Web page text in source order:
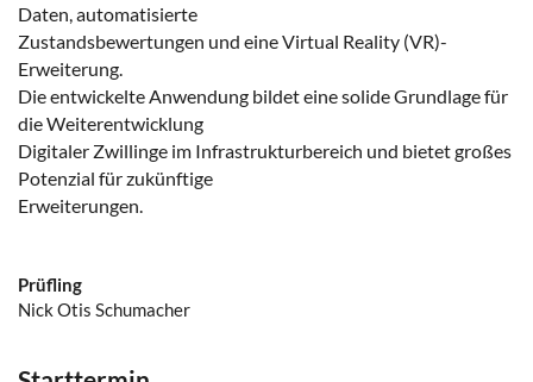
Daten, automatisierte
Zustandsbewertungen und eine Virtual Reality (VR)-
Erweiterung.
Die entwickelte Anwendung bildet eine solide Grundlage für
die Weiterentwicklung
Digitaler Zwillinge im Infrastrukturbereich und bietet großes
Potenzial für zukünftige
Erweiterungen.
Prüfling
Nick Otis Schumacher